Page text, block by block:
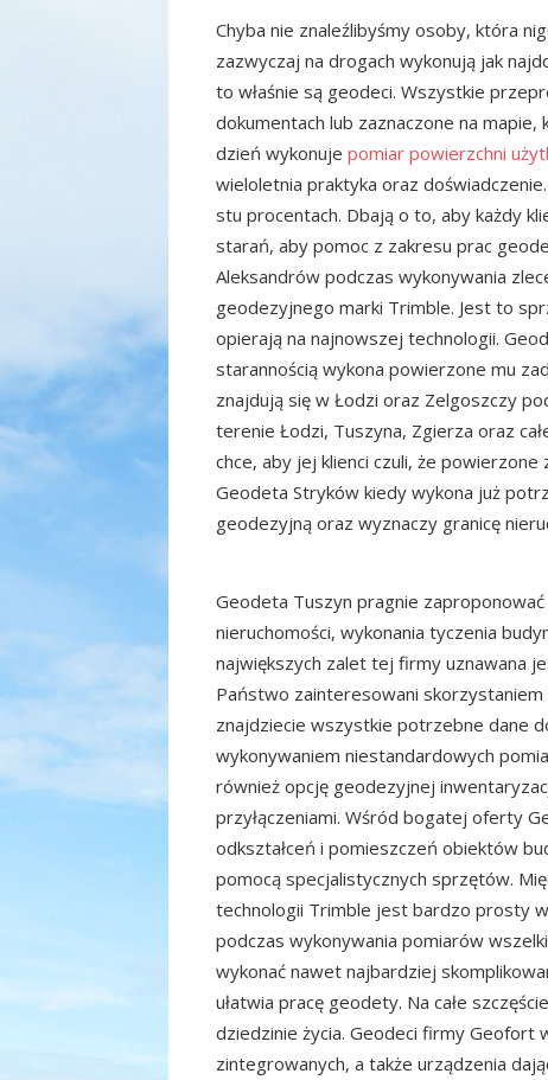
Chyba nie znaleźlibyśmy osoby, która
zazwyczaj na drogach wykonują jak
to właśnie są geodeci. Wszystkie
dokumentach lub zaznaczone na
dzień wykonuje pomiar powierzchni
wieloletnia praktyka oraz
stu procentach. Dbają o to, aby każdy
starań, aby pomoc z zakresu prac
Aleksandrów podczas wykonywania
geodezyjnego marki Trimble. Jest to
opierają na najnowszej technologii.
starannością wykona powierzone mu
znajdują się w Łodzi oraz Zelgoszczy
terenie Łodzi, Tuszyna, Zgierza oraz
chce, aby jej klienci czuli, że
Geodeta Stryków kiedy wykona już
geodezyjną oraz wyznaczy granicę
Geodeta Tuszyn pragnie
nieruchomości, wykonania tyczenia
największych zalet tej firmy uznawana
Państwo zainteresowani
znajdziecie wszystkie potrzebne dane
wykonywaniem niestandardowych
również opcję geodezyjnej
przyłączeniami. Wśród bogatej oferty
odkształceń i pomieszczeń obiektów
pomocą specjalistycznych sprzętów.
technologii Trimble jest bardzo prosty
podczas wykonywania pomiarów
wykonać nawet najbardziej
ułatwia pracę geodety. Na całe
dziedzinie życia. Geodeci firmy
zintegrowanych, a także urządzenia